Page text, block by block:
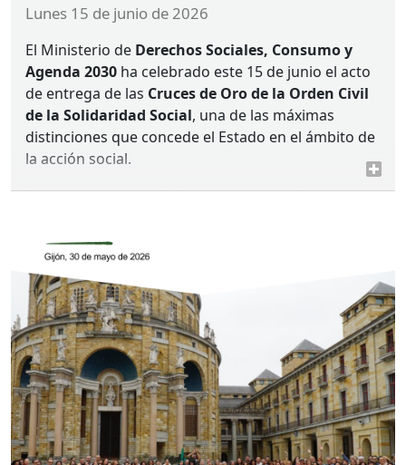
lunes 15 de junio de 2026
El Ministerio de Derechos Sociales, Consumo y
Agenda 2030 ha celebrado este 15 de junio el acto
de entrega de las Cruces de Orode la Orden Civil
de la Solidaridad Social, una de las máximas
distinciones que concede el Estado en el ámbito de
la acción social.
La ceremonia, presidida por el ministro Pablo
entidades e instituciones que, con su compromiso
y trayectoria, han contribuido de manera
significativa al bienestar social y a la defensa de los
derechos de la ciudadanía.